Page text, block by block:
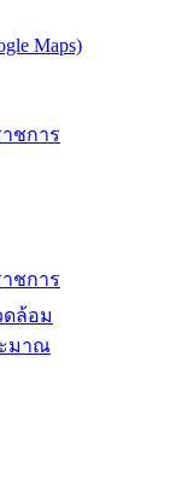
ชการ
ล้อม
มาณ
Maps)
ชการ